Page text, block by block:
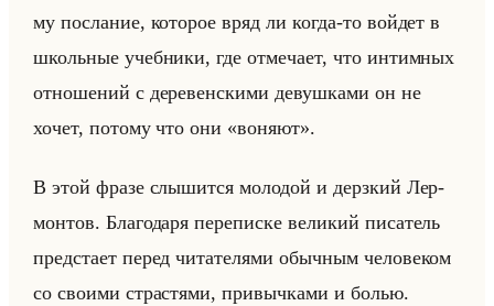
му по­сла­ние, ко­то­рое вряд ли когда-то войдет в
школьные учеб­ни­ки, где от­ме­ча­ет, что ин­тим­ных
от­но­ше­ний с де­ре­вен­ски­ми де­вуш­ка­ми он не
хочет, по­то­му что они «воняют».
В этой фразе слы­шит­ся мо­ло­дой и дерз­кий Лер­
мон­тов. Бла­го­да­ря пе­ре­пис­ке ве­ли­кий пи­са­тель
пред­ста­ет перед чи­та­те­ля­ми обыч­ным че­ло­ве­ком
со сво­ими стра­стя­ми, при­выч­ка­ми и болью.